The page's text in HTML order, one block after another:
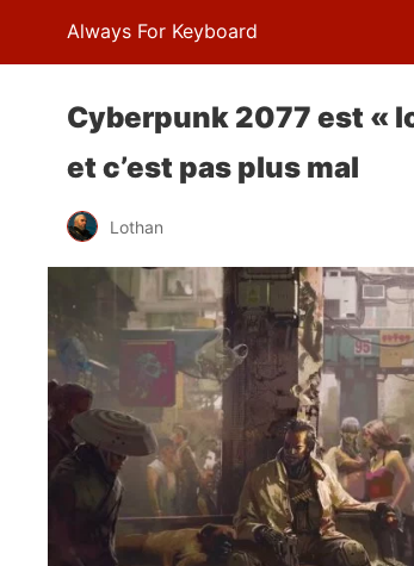
Always For Keyboard
Cyberpunk 2077 est «
et c’est pas plus mal
Lothan